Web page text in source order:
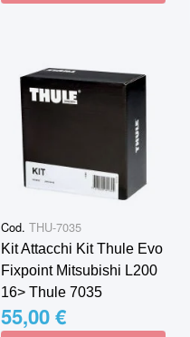
Cod. THU-7035
Kit Attacchi Kit Thule Evo
Fixpoint Mitsubishi L200
16> Thule 7035
55,00 €